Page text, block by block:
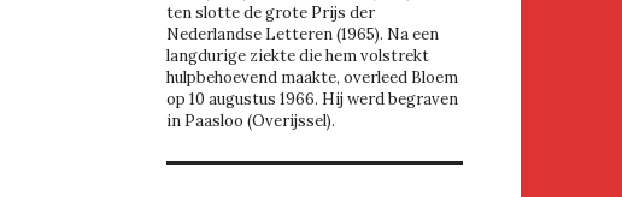
ten slotte de grote Prijs der
Nederlandse Letteren (1965). Na een
langdurige ziekte die hem volstrekt
hulpbehoevend maakte, overleed Bloem
op 10 augustus 1966. Hij werd begraven
in Paasloo (Overijssel).